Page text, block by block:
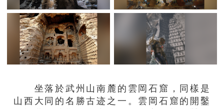
坐落於武州山南麓的雲岡石窟，同樣是
山西大同的名勝古迹之一。雲岡石窟的開鑿